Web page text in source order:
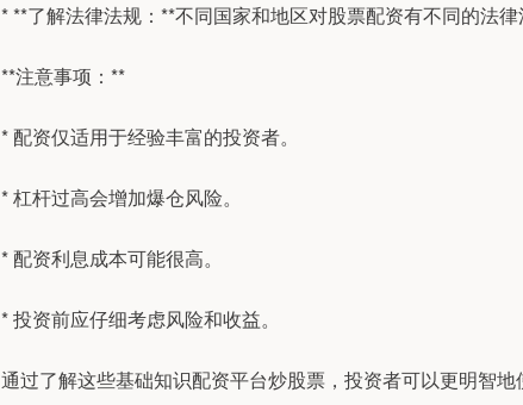
* **了解法律法规：**不同国家和地区对股票配资有不同的法律
**注意事项：**
* 配资仅适用于经验丰富的投资者。
* 杠杆过高会增加爆仓风险。
* 配资利息成本可能很高。
* 投资前应仔细考虑风险和收益。
通过了解这些基础知识配资平台炒股票，投资者可以更明智地